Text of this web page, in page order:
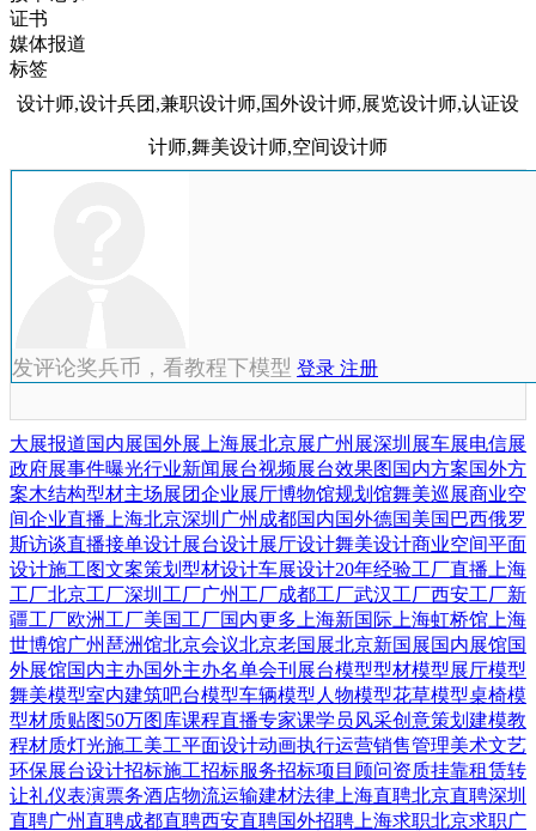
证书
媒体报道
标签
设计师,设计兵团,兼职设计师,国外设计师,展览设计师,认证设
计师,舞美设计师,空间设计师
发评论奖兵币，看教程下模型 登录 注册
大展报道国内展国外展 上海展北京展广州展深圳展车展电信展
政府展事件曝光行业新闻 展台视频展台效果图 国内方案国外方
案木结构型材主场展团企业展厅博物馆规划馆舞美巡展商业空
间企业直播 上海北京深圳 广州 成都国内国外德国美国 巴西俄罗
斯访谈直播接单设计展台设计展厅设计舞美设计商业空间平面
设计施工图文案策划 型材设计车展设计20年经验工厂直播 上海
工厂北京工厂深圳工厂广州工厂成都工厂武汉工厂西安工厂新
疆工厂欧洲工厂美国工厂国内更多 上海新国际 上海虹桥馆 上海
世博馆广州琶洲馆北京会议北京老国展北京新国展国内展馆国
外展馆国内主办国外主办名单会刊 展台模型型材模型展厅模型
舞美模型室内建筑吧台模型车辆模型 人物模型花草模型桌椅模
型材质贴图50万图库课程直播专家课学员风采创意策划 建模教
程材质灯光施工美工平面设计动画执行运营销售管理美术文艺
环保展台设计招标施工招标服务招标项目顾问资质挂靠租赁转
让礼仪表演票务酒店物流运输建材法律 上海直聘北京直聘深圳
直聘广州直聘成都直聘西安直聘国外招聘 上海求职北京求职广